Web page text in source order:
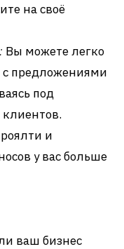
на своё
Вы можете легко
с предложениями
под
и
у вас больше
ваш бизнес